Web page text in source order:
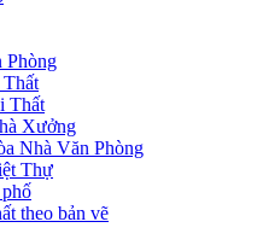
Phòng
Thất
Xưởng
Nhà Văn Phòng
Thự
theo bản vẽ